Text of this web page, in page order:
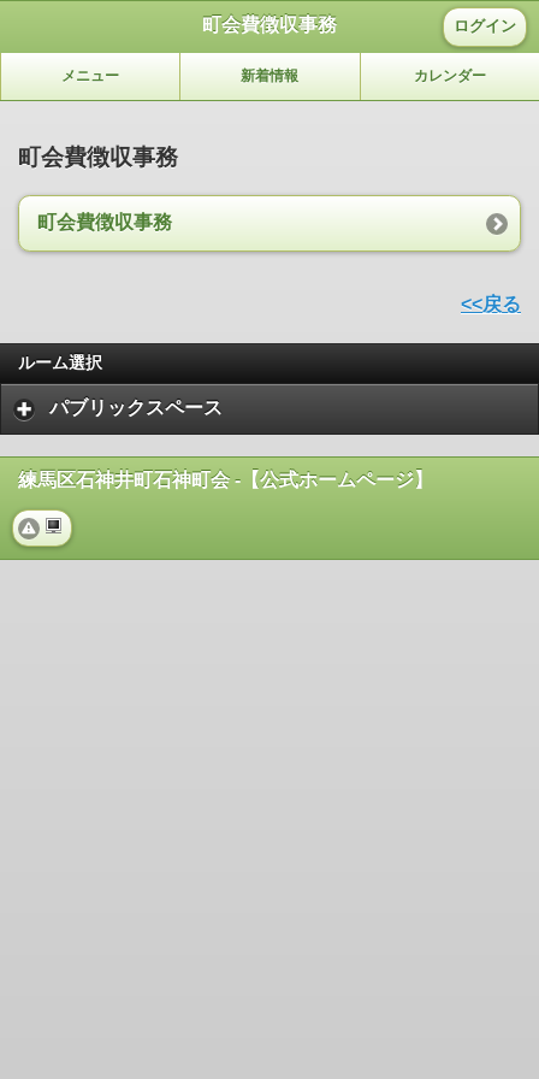
町会費徴収事務 ログイン
メニュー 新着情報 カレンダー
町会費徴収事務
町会費徴収事務
<<戻る
ルーム選択
パブリックスペース
練馬区石神井町石神町会 -【公式ホームページ】